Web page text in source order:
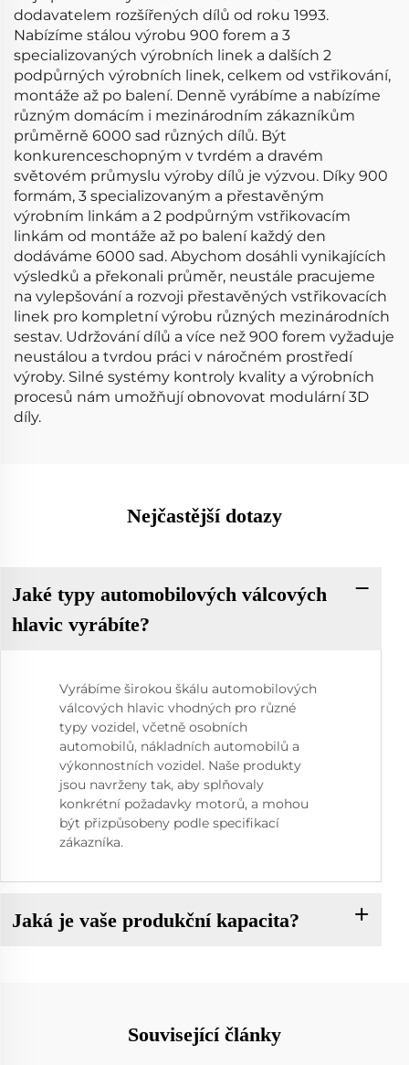
dodavatelem rozšířených dílů od roku 1993.
Nabízíme stálou výrobu 900 forem a 3
specializovaných výrobních linek a dalších 2
podpůrných výrobních linek, celkem od vstřikování,
montáže až po balení. Denně vyrábíme a nabízíme
různým domácím i mezinárodním zákazníkům
průměrně 6000 sad různých dílů. Být
konkurenceschopným v tvrdém a dravém
světovém průmyslu výroby dílů je výzvou. Díky 900
formám, 3 specializovaným a přestavěným
výrobním linkám a 2 podpůrným vstřikovacím
linkám od montáže až po balení každý den
dodáváme 6000 sad. Abychom dosáhli vynikajících
výsledků a překonali průměr, neustále pracujeme
na vylepšování a rozvoji přestavěných vstřikovacích
linek pro kompletní výrobu různých mezinárodních
sestav. Udržování dílů a více než 900 forem vyžaduje
neustálou a tvrdou práci v náročném prostředí
výroby. Silné systémy kontroly kvality a výrobních
procesů nám umožňují obnovovat modulární 3D
díly.
Nejčastější dotazy
Jaké typy automobilových válcových
hlavic vyrábíte?
Vyrábíme širokou škálu automobilových
válcových hlavic vhodných pro různé
typy vozidel, včetně osobních
automobilů, nákladních automobilů a
výkonnostních vozidel. Naše produkty
jsou navrženy tak, aby splňovaly
konkrétní požadavky motorů, a mohou
být přizpůsobeny podle specifikací
zákazníka.
Jaká je vaše produkční kapacita?
Související články